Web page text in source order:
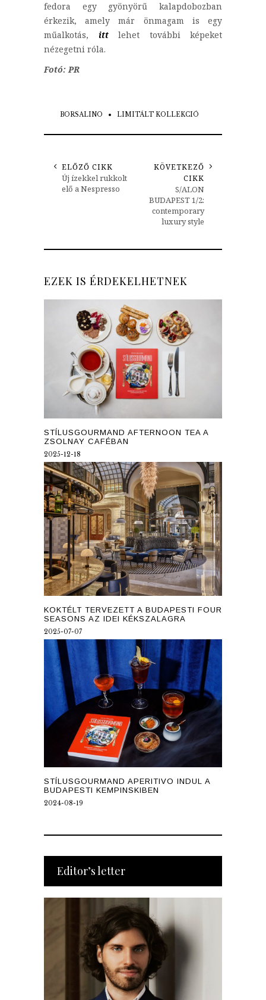
fedora egy gyönyörű kalapdobozban
érkezik, amely már önmagam is egy
műalkotás, itt
lehet további képeket
nézegetni róla.
Fotó: PR
BORSALINO LIMITÁLT KOLLEKCIÓ
ELŐZŐ CIKK
Új ízekkel rukkolt
elő a Nespresso
KÖVETKEZŐ
CIKK
S/ALON
BUDAPEST 1/2:
contemporary
luxury style
EZEK IS ÉRDEKELHETNEK
STÍLUSGOURMAND AFTERNOON TEA A
ZSOLNAY CAFÉBAN
2025-12-18
KOKTÉLT TERVEZETT A BUDAPESTI FOUR
SEASONS AZ IDEI KÉKSZALAGRA
2025-07-07
STÍLUSGOURMAND APERITIVO INDUL A
BUDAPESTI KEMPINSKIBEN
2024-08-19
Editor’s letter